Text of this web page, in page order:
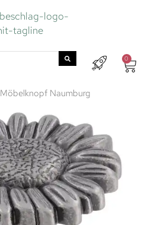
0
Möbelknopf Naumburg